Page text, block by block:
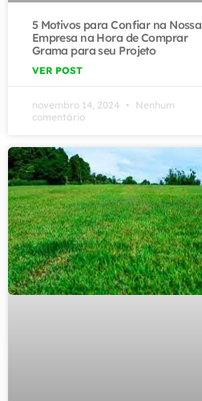
5 Motivos para Confiar na Nossa
Empresa na Hora de Comprar
Grama para seu Projeto
VER POST
novembro 14, 2024
Nenhum
comentário